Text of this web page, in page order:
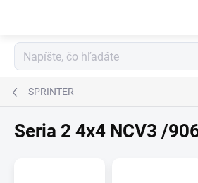
SPRINTER
Seria 2 4x4 NCV3 /